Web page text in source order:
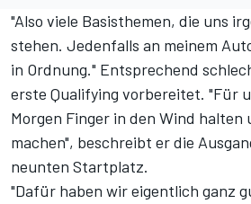
"Also viele Basisthemen, die uns
stehen. Jedenfalls an meinem
in Ordnung." Entsprechend
erste Qualifying vorbereitet. "Für
Morgen Finger in den Wind halten
machen", beschreibt er die
neunten Startplatz.
"Dafür haben wir eigentlich ganz